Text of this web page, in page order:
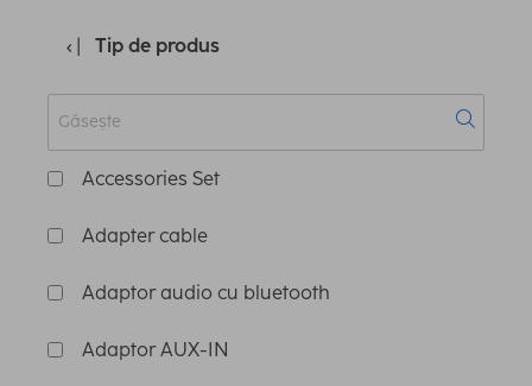
Tip de produs
Accessories Set
Adapter cable
Adaptor audio cu bluetooth
Adaptor AUX-IN